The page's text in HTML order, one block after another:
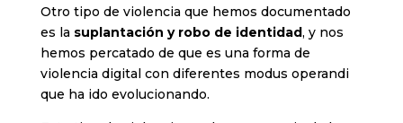
Otro tipo de violencia que hemos documentado
es la suplantación y robo de identidad, y nos
hemos percatado de que es una forma de
violencia digital con diferentes modus operandi
que ha ido evolucionando.